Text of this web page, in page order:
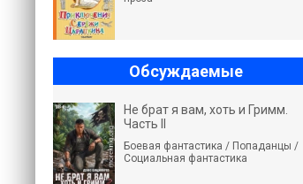
Обсуждаемые
Не брат я вам, хоть и Гримм.
Часть II
Боевая фантастика / Попаданцы /
Социальная фантастика